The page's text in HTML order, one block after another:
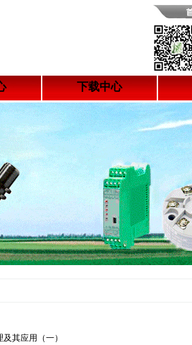
下载中心
其应用（一）